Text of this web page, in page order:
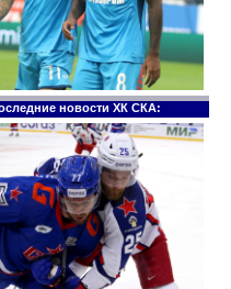
новости ХК СКА: